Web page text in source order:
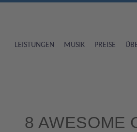
LEISTUNGEN MUSIK PREISE
8 AWESOME